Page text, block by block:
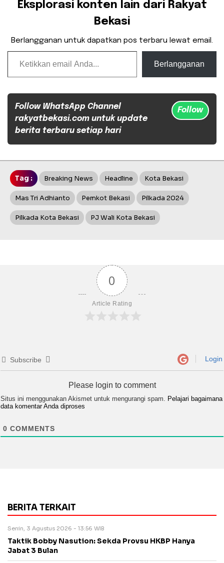
Eksplorasi konten lain dari Rakyat
Bekasi
Berlangganan untuk dapatkan pos terbaru lewat email.
Ketikkan email Anda...
Berlangganan
Follow WhatsApp Channel
rakyatbekasi.com untuk update
berita terbaru setiap hari
Follow
Tag : Breaking News Headline Kota Bekasi
Mas Tri Adhianto Pemkot Bekasi Pilkada 2024
Pilkada Kota Bekasi PJ Wali Kota Bekasi
0
Article Rating
Subscribe Login
Please login to comment
Situs ini menggunakan Akismet untuk mengurangi spam. Pelajari bagaimana
data komentar Anda diproses
0 COMMENTS
BERITA TERKAIT
Senin, 3 Agustus 2026 - 13:56 WIB
Taktik Bobby Nasution: Sekda Provsu HKBP Hanya
Jabat 3 Bulan